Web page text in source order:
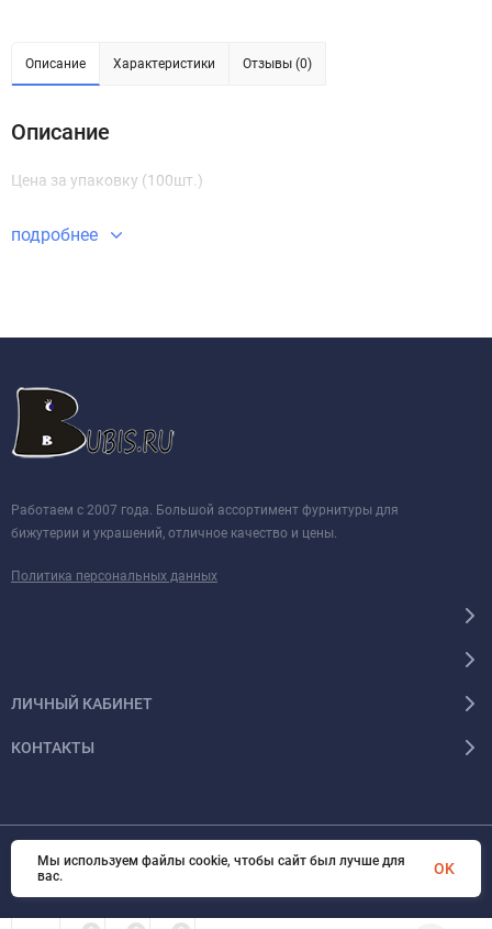
Описание Характеристики Отзывы (0)
Описание
Цена за упаковку (100шт.)
подробнее
Работаем с 2007 года. Большой ассортимент фурнитуры для
бижутерии и украшений, отличное качество и цены.
Политика персональных данных
ЛИЧНЫЙ КАБИНЕТ
КОНТАКТЫ
© 2026 BUBIS.RU Все права защищены
Мы используем файлы cookie, чтобы сайт был лучше для
вас.
OK